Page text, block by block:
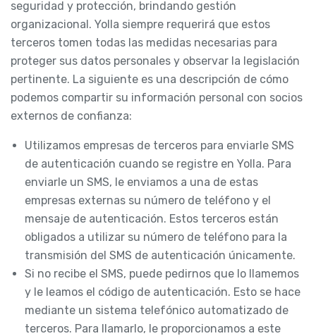
seguridad y protección, brindando gestión
organizacional. Yolla siempre requerirá que estos
terceros tomen todas las medidas necesarias para
proteger sus datos personales y observar la legislación
pertinente. La siguiente es una descripción de cómo
podemos compartir su información personal con socios
externos de confianza:
Utilizamos empresas de terceros para enviarle SMS
de autenticación cuando se registre en Yolla. Para
enviarle un SMS, le enviamos a una de estas
empresas externas su número de teléfono y el
mensaje de autenticación. Estos terceros están
obligados a utilizar su número de teléfono para la
transmisión del SMS de autenticación únicamente.
Si no recibe el SMS, puede pedirnos que lo llamemos
y le leamos el código de autenticación. Esto se hace
mediante un sistema telefónico automatizado de
terceros. Para llamarlo, le proporcionamos a este